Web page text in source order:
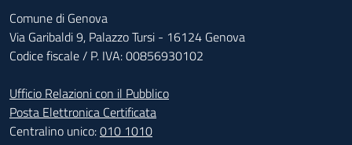
Comune di Genova
Via Garibaldi 9, Palazzo Tursi - 16124 Genova
Codice fiscale / P. IVA: 00856930102
Ufficio Relazioni con il Pubblico
Posta Elettronica Certificata
Centralino unico:010 1010